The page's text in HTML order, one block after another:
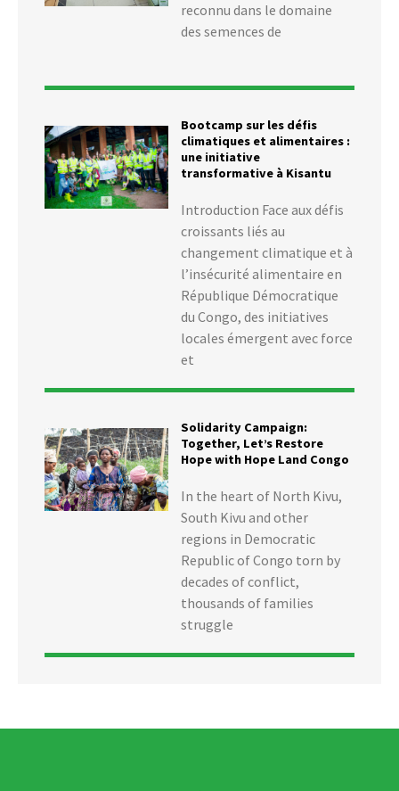
reconnu dans le domaine
des semences de
Bootcamp sur les défis
climatiques et alimentaires :
une initiative
transformative à Kisantu
Introduction Face aux défis
croissants liés au
changement climatique et à
l’insécurité alimentaire en
République Démocratique
du Congo, des initiatives
locales émergent avec force
et
Solidarity Campaign:
Together, Let’s Restore
Hope with Hope Land Congo
In the heart of North Kivu,
South Kivu and other
regions in Democratic
Republic of Congo torn by
decades of conflict,
thousands of families
struggle